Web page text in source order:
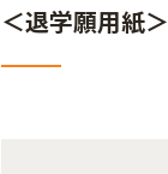
＜退学願用紙＞